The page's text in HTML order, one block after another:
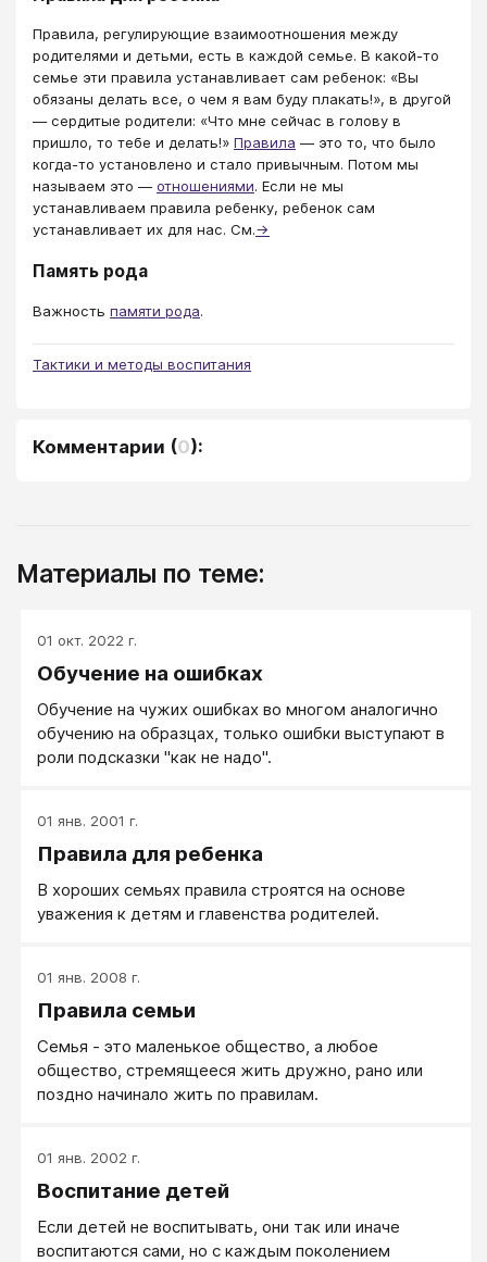
Правила, регулирующие взаимоотношения между
родителями и детьми, есть в каждой семье. В какой-то
семье эти правила устанавливает сам ребенок: «Вы
обязаны делать все, о чем я вам буду плакать!», в другой
— сердитые родители: «Что мне сейчас в голову в
пришло, то тебе и делать!» Правила — это то, что было
когда-то установлено и стало привычным. Потом мы
называем это —отношениями. Если не мы
устанавливаем правила ребенку, ребенок сам
устанавливает их для нас. См.→
Память рода
Важность памяти рода.
Тактики и методы воспитания
Комментарии (0):
Материалы по теме:
01 окт. 2022 г.
Обучение на ошибках
Обучение на чужих ошибках во многом аналогично
обучению на образцах, только ошибки выступают в
роли подсказки "как не надо".
01 янв. 2001 г.
Правила для ребенка
В хороших семьях правила строятся на основе
уважения к детям и главенства родителей.
01 янв. 2008 г.
Правила семьи
Семья - это маленькое общество, а любое
общество, стремящееся жить дружно, рано или
поздно начинало жить по правилам.
01 янв. 2002 г.
Воспитание детей
Если детей не воспитывать, они так или иначе
воспитаются сами, но с каждым поколением